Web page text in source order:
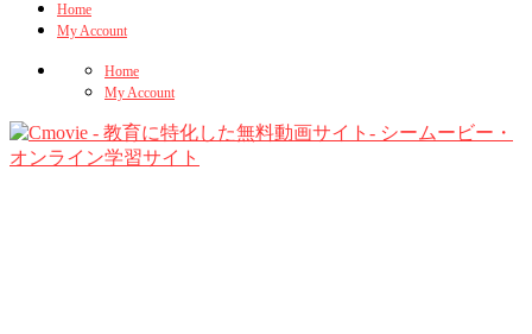
Home
My Account
Home
My Account